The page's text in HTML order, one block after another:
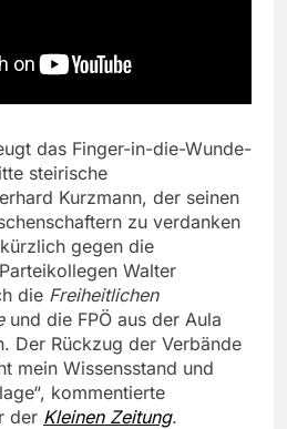
das Finger-in-die-Wunde-
steirische
Kurzmann, der seinen
zu verdanken
gegen die
Walter
die Freiheitlichen
und die FPÖ aus der Aula
Der Rückzug der Verbände
mein Wissensstand und
kommentierte
der Kleinen Zeitung.